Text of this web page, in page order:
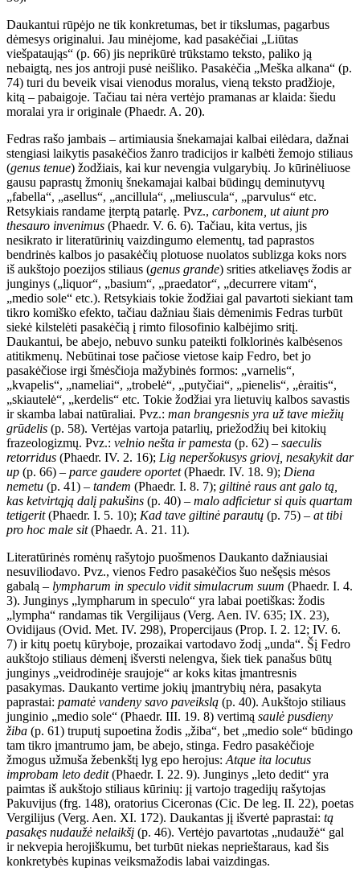
Daukantui rūpėjo ne tik konkretumas, bet ir tikslumas, pagarbus
dėmesys originalui. Jau minėjome, kad pasakėčiai „Liūtas
viešpataująs“ (p. 66) jis neprikūrė trūkstamo teksto, paliko ją
nebaigtą, nes jos antroji pusė neišliko. Pasakėčia „Meška alkana“ (p.
74) turi du beveik visai vienodus moralus, vieną teksto pradžioje,
kitą – pabaigoje. Tačiau tai nėra vertėjo pramanas ar klaida: šiedu
moralai yra ir originale (Phaedr. A. 20).
Fedras rašo jambais – artimiausia šnekamajai kalbai eilėdara, dažnai
stengiasi laikytis pasakėčios žanro tradicijos ir kalbėti žemojo stiliaus
(genus tenue) žodžiais, kai kur nevengia vulgarybių. Jo kūrinėliuose
gausu paprastų žmonių šnekamajai kalbai būdingų deminutyvų
„fabella“, „asellus“, „ancillula“, „meliuscula“, „parvulus“ etc.
Retsykiais randame įterptą patarlę. Pvz., carbonem, ut aiunt pro
thesauro invenimus (Phaedr. V. 6. 6). Tačiau, kita vertus, jis
nesikrato ir literatūrinių vaizdingumo elementų, tad paprastos
bendrinės kalbos jo pasakėčių plotuose nuolatos sublizga koks nors
iš aukštojo poezijos stiliaus (genus grande) srities atkeliavęs žodis ar
junginys („liquor“, „basium“, „praedator“, „decurrere vitam“,
„medio sole“ etc.). Retsykiais tokie žodžiai gal pavartoti siekiant tam
tikro komiško efekto, tačiau dažniau šiais dėmenimis Fedras turbūt
siekė kilstelėti pasakėčią į rimto filosofinio kalbėjimo sritį.
Daukantui, be abejo, nebuvo sunku pateikti folklorinės kalbėsenos
atitikmenų. Nebūtinai tose pačiose vietose kaip Fedro, bet jo
pasakėčiose irgi šmėsčioja mažybinės formos: „varnelis“,
„kvapelis“, „nameliai“, „trobelė“, „putyčiai“, „pienelis“, „ėraitis“,
„skiautelė“, „kerdelis“ etc. Tokie žodžiai yra lietuvių kalbos savastis
ir skamba labai natūraliai. Pvz.: man brangesnis yra už tave miežių
grūdelis (p. 58). Vertėjas vartoja patarlių, priežodžių bei kitokių
frazeologizmų. Pvz.: velnio nešta ir pamesta (p. 62) – saeculis
retorridus (Phaedr. IV. 2. 16); Lig neperšokusys griovį, nesakykit dar
up (p. 66) – parce gaudere oportet(Phaedr. IV. 18. 9); Diena
nemetu (p. 41) – tandem (Phaedr. I. 8. 7); giltinė raus ant galo tą,
kas ketvirtąją dalį pakušins (p. 40) – malo adficietur si quis quartam
tetigerit(Phaedr. I. 5. 10); Kad tave giltinė parautų (p. 75) – at tibi
pro hoc male sit(Phaedr. A. 21. 11).
Literatūrinės romėnų rašytojo puošmenos Daukanto dažniausiai
nesuviliodavo. Pvz., vienos Fedro pasakėčios šuo nešęsis mėsos
gabalą – lympharum in speculo vidit simulacrum suum (Phaedr. I. 4.
3). Junginys „lympharum in speculo“ yra labai poetiškas: žodis
„lympha“ randamas tik Vergilijaus (Verg. Aen. IV. 635; IX. 23),
Ovidijaus (Ovid. Met. IV. 298), Propercijaus (Prop. I. 2. 12; IV. 6.
7) ir kitų poetų kūryboje, prozaikai vartodavo žodį „unda“. Šį Fedro
aukštojo stiliaus dėmenį išversti nelengva, šiek tiek panašus būtų
junginys „veidrodinėje sraujoje“ ar koks kitas įmantresnis
pasakymas. Daukanto vertime jokių įmantrybių nėra, pasakyta
paprastai: pamatė vandeny savo paveikslą (p. 40). Aukštojo stiliaus
junginio „medio sole“ (Phaedr. III. 19. 8) vertimą saulė pusdieny
žiba (p. 61) truputį supoetina žodis „žiba“, bet „medio sole“ būdingo
tam tikro įmantrumo jam, be abejo, stinga. Fedro pasakėčioje
žmogus užmuša žebenkštį lyg epo herojus: Atque ita locutus
improbam leto dedit(Phaedr. I. 22. 9). Junginys „leto dedit“ yra
paimtas iš aukštojo stiliaus kūrinių: jį vartojo tragedijų rašytojas
Pakuvijus (frg. 148), oratorius Ciceronas (Cic. De leg. II. 22), poetas
Vergilijus (Verg. Aen. XI. 172). Daukantas jį išvertė paprastai: tą
pasakęs nudaužė nelaikšį (p. 46). Vertėjo pavartotas „nudaužė“ gal
ir nekvepia herojiškumu, bet turbūt niekas neprieštaraus, kad šis
konkretybės kupinas veiksmažodis labai vaizdingas.